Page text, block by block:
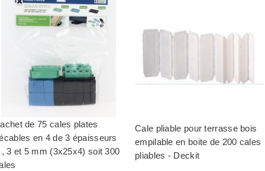
de 75 cales plates
en 4 de 3 épaisseurs
, 3 et 5 mm (3x25x4) soit 300
Cale pliable pour terrasse bois
empilable en boite de 200 cales
pliables - Deckit